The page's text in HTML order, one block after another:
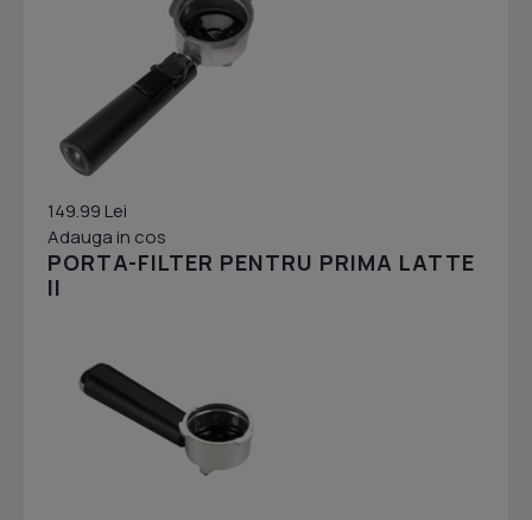
149.99 Lei
Adauga in cos
PORTA-FILTER PENTRU PRIMA LATTE
II